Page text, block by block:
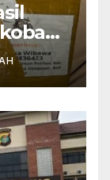
Ganja